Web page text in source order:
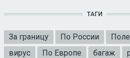
ТАГИ
За границу По России
вирус
По Европе багаж